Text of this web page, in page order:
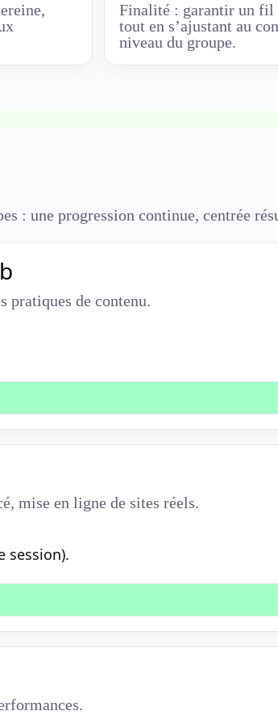
Finalité : garantir un fil
tout en s’ajustant au
niveau du groupe.
: une progression continue, centrée
pratiques de contenu.
mise en ligne de sites réels.
session).